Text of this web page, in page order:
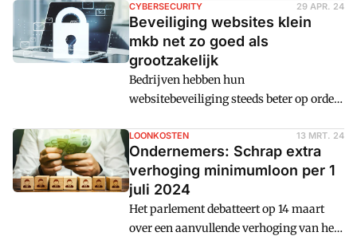
NLInvesteert is optimistisch gezien de
toename van kredietaanvragen van
bedrijven, terwijl bedrijven met
problemen dalen in de portefeuille van
het platform.
CYBERSECURITY 29 APR. 24
Beveiliging websites klein
mkb net zo goed als
grootzakelijk
Bedrijven hebben hun
websitebeveiliging steeds beter op orde
bijvoorbeeld zorgen voor
domeinbeveiliging of versleuteld
verkeer. Kleine ondernemers beveiligen
hun websites net zo goed als, of zelfs
beter dan, grote bedrijven.
LOONKOSTEN 13 MRT. 24
Ondernemers: Schrap extra
verhoging minimumloon per 1
juli 2024
Het parlement debatteert op 14 maart
over een aanvullende verhoging van het